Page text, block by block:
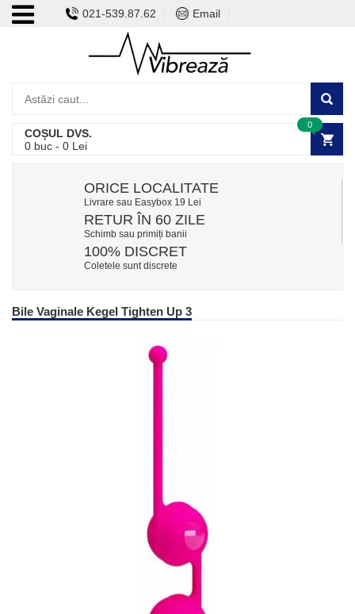
021-539.87.62 Email
COȘUL DVS.
0 buc - 0 Lei
0
ORICE LOCALITATE
Livrare sau Easybox 19 Lei
RETUR ÎN 60 ZILE
Schimb sau primiți banii
100% DISCRET
Coletele sunt discrete
Bile Vaginale Kegel Tighten Up 3